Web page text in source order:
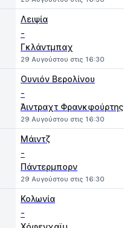
Λειψία
-
Γκλάντμπαχ
29 Αυγούστου στις 16:30
Ουνιόν Βερολίνου
-
Άιντραχτ Φρανκφούρτης
29 Αυγούστου στις 16:30
Μάιντζ
-
Πάντερμπορν
29 Αυγούστου στις 16:30
Κολωνία
-